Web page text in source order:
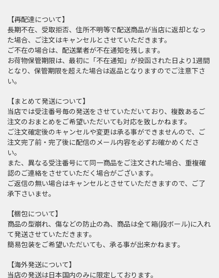
【再配達について】
長期不在、受取拒否、住所不明等で配送商品が当店に返却となっ
た場合、ご注文はキャンセルとさせていただきます。
ご不在の場合は、配送業者が不在通知を残します。
お荷物保管期限は、最初に「不在通知」が投函された日より1週間
となり、保管期限を超えた場合は返品となりますのでご注意下さ
い。
【まとめて発送について】
当店では受注番号毎の発送をさせていただいており、複数あるご
注文のおまとめをご希望いただいても対応を致しかねます。
ご注文確定後のキャンセルや変更は承る事ができませんので、ご
注文完了前・完了後に配信のメール内容を必ずお確かめくださ
い。
また、異なる受注番号にて同一商品をご注文された場合、重複確
認のご連絡をさせていただく場合がございます。
ご返信の無い場合はキャンセルとさせていただきますので、ご了
承下さいませ。
【梱包について】
商品の型崩れ、傷などの防止の為、商品は全て箱(段ボール)に入れ
て発送させていただきます。
簡易包装をご希望いただいても、承る事が出来かねます。
【海外発送について】
当店の発送は日本国内のみに限定しております。